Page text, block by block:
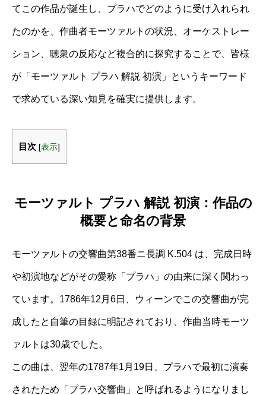
てこの作品が誕生し、プラハでどのように受け入れられ
たのかを、作曲者モーツァルトの状況、オーケストレー
ション、聴衆の反応など複合的に探究することで、皆様
が「モーツァルト プラハ 解説 初演」というキーワード
で求めている深い知見を確実に提供します。
目次 [表示]
モーツァルト プラハ 解説 初演：作品の
概要と命名の背景
モーツァルトの交響曲第38番ニ長調 K.504 は、完成日時
や初演地などがその愛称「プラハ」の由来に深く関わっ
ています。1786年12月6日、ウィーンでこの交響曲が完
成したと自筆の目録に明記されており、作曲当時モーツ
ァルトは30歳でした。
この曲は、翌年の1787年1月19日、プラハで最初に演奏
されたため「プラハ交響曲」と呼ばれるようになりまし